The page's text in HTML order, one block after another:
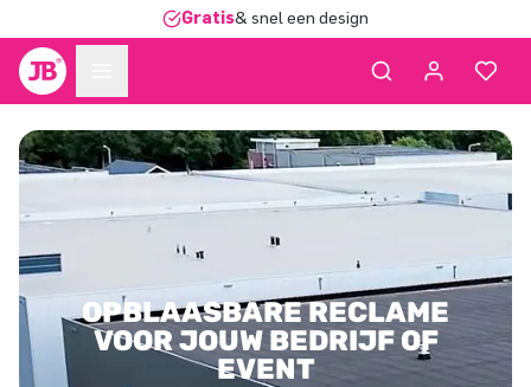
Gratis& snel een design
OPBLAASBARE RECLAME
VOOR JOUW BEDRIJF OF
EVENT